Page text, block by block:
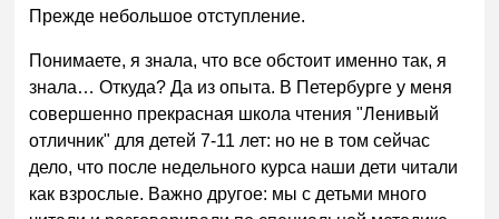
Прежде небольшое отступление.
Понимаете, я знала, что все обстоит именно так, я
знала… Откуда? Да из опыта. В Петербурге у меня
совершенно прекрасная школа чтения "Ленивый
отличник" для детей 7-11 лет: но не в том сейчас
дело, что после недельного курса наши дети читали
как взрослые. Важно другое: мы с детьми много